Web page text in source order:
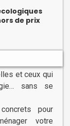
de prix
et ceux qui
sans se
pour
votre